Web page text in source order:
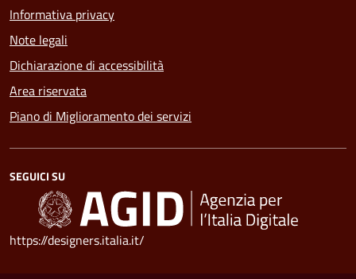
Informativa privacy
Note legali
Dichiarazione di accessibilità
Area riservata
Piano di Miglioramento dei servizi
SEGUICI SU
https://designers.italia.it/